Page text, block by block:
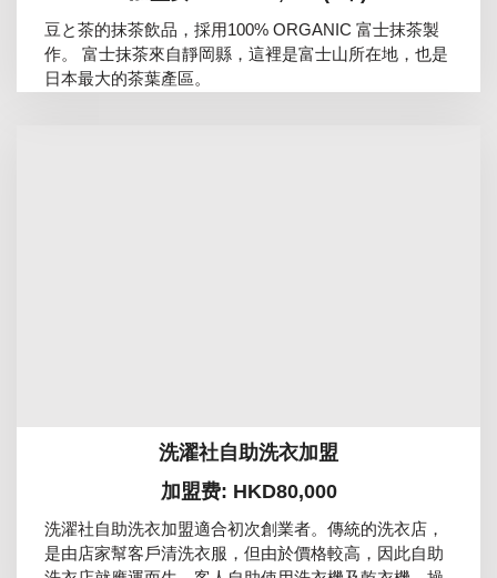
豆と茶的抹茶飲品，採用100% ORGANIC 富士抹茶製
作。 富士抹茶來自靜岡縣，這裡是富士山所在地，也是
日本最大的茶葉產區。
洗濯社自助洗衣加盟
加盟费: HKD80,000
洗濯社自助洗衣加盟適合初次創業者。傳統的洗衣店，
是由店家幫客戶清洗衣服，但由於價格較高，因此自助